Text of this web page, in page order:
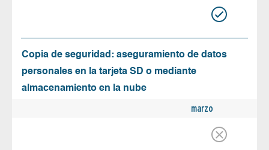
Copia de seguridad: aseguramiento de datos
personales en la tarjeta SD o mediante
almacenamiento en la nube
marzo